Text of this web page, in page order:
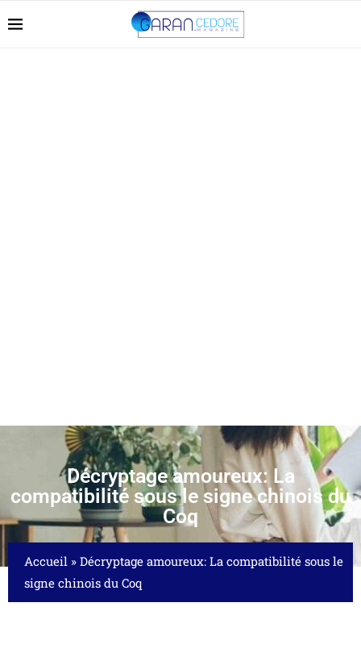
Décryptage amoureux: La
compatibilité sous le signe chinois du
Coq
Accueil » Décryptage amoureux: La compatibilité sous le
signe chinois du Coq